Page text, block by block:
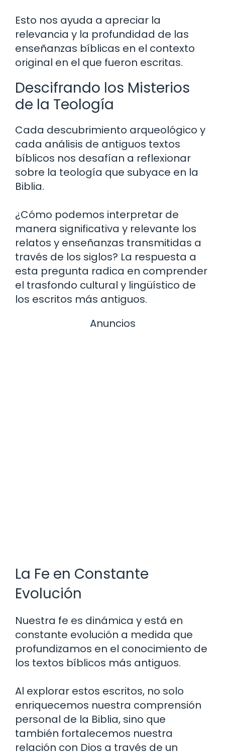
Esto nos ayuda a apreciar la
relevancia y la profundidad de las
enseñanzas bíblicas en el contexto
original en el que fueron escritas.
Descifrando los Misterios
de la Teología
Cada descubrimiento arqueológico y
cada análisis de antiguos textos
bíblicos nos desafían a reflexionar
sobre la teología que subyace en la
Biblia.
¿Cómo podemos interpretar de
manera significativa y relevante los
relatos y enseñanzas transmitidas a
través de los siglos? La respuesta a
esta pregunta radica en comprender
el trasfondo cultural y lingüístico de
los escritos más antiguos.
Anuncios
La Fe en Constante
Evolución
Nuestra fe es dinámica y está en
constante evolución a medida que
profundizamos en el conocimiento de
los textos bíblicos más antiguos.
Al explorar estos escritos, no solo
enriquecemos nuestra comprensión
personal de la Biblia, sino que
también fortalecemos nuestra
relación con Dios a través de un